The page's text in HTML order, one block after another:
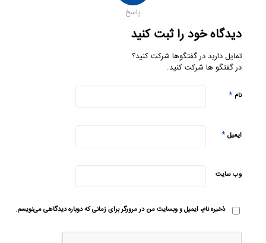
پاسخ
دیدگاه خود را ثبت کنید
تمایل دارید در گفتگوها شرکت کنید؟
در گفتگو ها شرکت کنید.
نام*
ایمیل*
وب‌ سایت
ذخیره نام، ایمیل و وبسایت من در مرورگر برای زمانی که دوباره دیدگاهی می‌نویسم.